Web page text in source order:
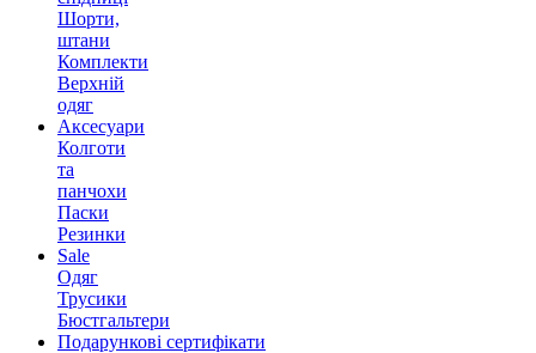
Шорти,
штани
Комплекти
Верхній
одяг
Аксесуари
Колготи
та
панчохи
Паски
Резинки
Sale
Одяг
Трусики
Бюстгальтери
Подарункові сертифікати